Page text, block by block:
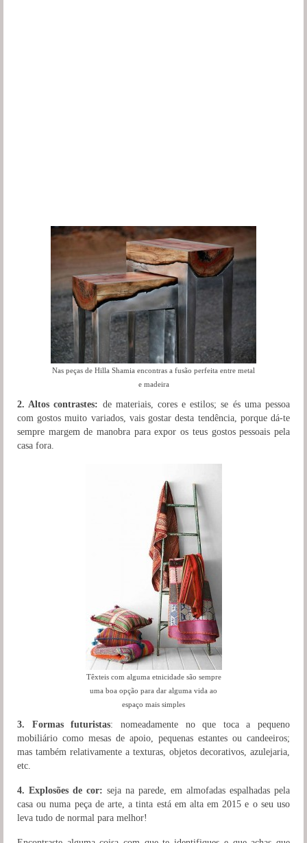
Nas peças de Hilla Shamia encontras a fusão perfeita entre metal
e madeira
2. Altos contrastes: de materiais, cores e estilos; se és uma pessoa
com gostos muito variados, vais gostar desta tendência, porque dá-te
sempre margem de manobra para expor os teus gostos pessoais pela
casa fora.
Têxteis com alguma etnicidade são sempre
uma boa opção para dar alguma vida ao
espaço mais simples
3. Formas futuristas: nomeadamente no que toca a pequeno
mobiliário como mesas de apoio, pequenas estantes ou candeeiros;
mas também relativamente a texturas, objetos decorativos, azulejaria,
etc.
4. Explosões de cor: seja na parede, em almofadas espalhadas pela
casa ou numa peça de arte, a tinta está em alta em 2015 e o seu uso
leva tudo de normal para melhor!